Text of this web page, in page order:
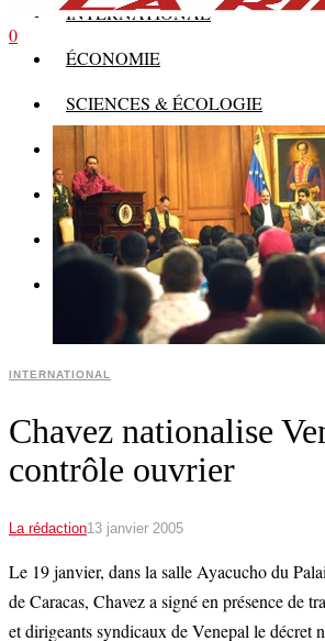
INTERNATIONAL
ÉCONOMIE
SCIENCES & ÉCOLOGIE
HISTOIRE
THÉORIE
CULTURE
MULTIMÉDIAS
0
INTERNATIONAL
Chavez nationalise
contrôle ouvrier
La rédaction13 janvier 2005
Le 19 janvier, dans la salle Ayacucho du
de Caracas, Chavez a signé en présence de
et dirigeants syndicaux de Venepal le décret